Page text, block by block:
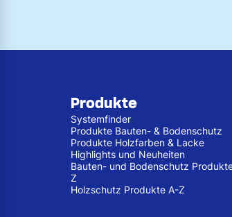
Produkte
Systemfinder
Produkte Bauten- & Bodenschutz
Produkte Holzfarben & Lacke
Highlights und Neuheiten
Bauten- und Bodenschutz
Z
Holzschutz Produkte A-Z